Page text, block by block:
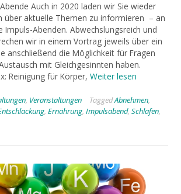
Auch in 2020 laden wir Sie wieder
über aktuelle Themen zu informieren – an
Impuls-Abenden. Abwechslungsreich und
wir in einem Vortrag jeweils über ein
anschließend die Möglichkeit für Fragen
mit Gleichgesinnten haben.
Reinigung für Körper, Weiter lesen
Veranstaltungen TaggedAbnehmen
Ernährung Impulsabend, Schlafen